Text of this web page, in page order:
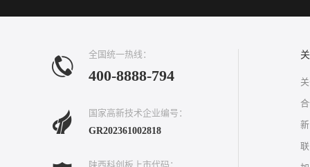
全国统一热线：
400-8888-794
国家高新技术企业编号：
GR202361002818
陕西科创板上市代码：